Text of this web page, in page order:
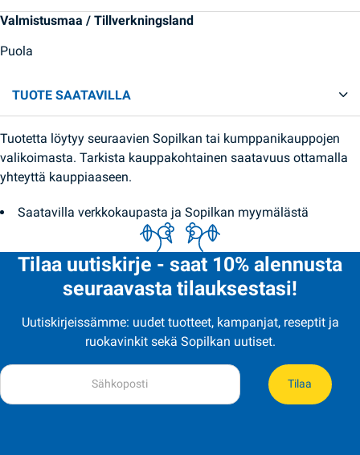
Valmistusmaa / Tillverkningsland
Puola
TUOTE SAATAVILLA
Tuotetta löytyy seuraavien Sopilkan tai kumppanikauppojen
valikoimasta. Tarkista kauppakohtainen saatavuus ottamalla
yhteyttä kauppiaaseen.
Saatavilla verkkokaupasta ja Sopilkan myymälästä
Tilaa uutiskirje - saat 10% alennusta
seuraavasta tilauksestasi!
Uutiskirjeissämme: uudet tuotteet, kampanjat, reseptit ja
ruokavinkit sekä Sopilkan uutiset.
Tilaa